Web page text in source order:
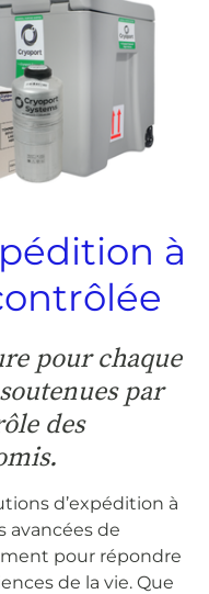
à
pour chaque
par
des
d’expédition à
avancées de
pour répondre
de la vie. Que